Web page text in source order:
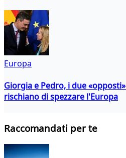
Europa
Giorgia e Pedro, i due
rischiano di spezzare l'Europa
Raccomandati per te